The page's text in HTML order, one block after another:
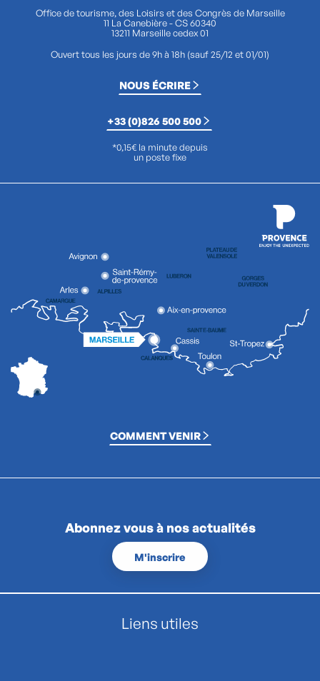
Office de tourisme, des Loisirs et des Congrès de Marseille
11 La Canebière - CS 60340
13211 Marseille cedex 01
Ouvert tous les jours de 9h à 18h (sauf 25/12 et 01/01)
NOUS ÉCRIRE
+33 (0)826 500 500
*0,15€ la minute depuis
un poste fixe
COMMENT VENIR
Abonnez vous à nos actualités
M'inscrire
Liens utiles